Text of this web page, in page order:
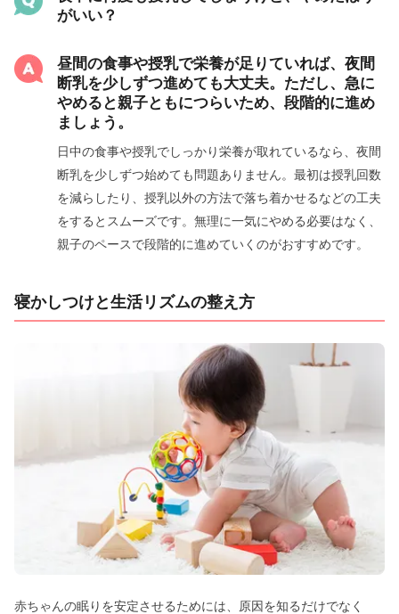
がいい？
昼間の食事や授乳で栄養が足りていれば、夜間
断乳を少しずつ進めても大丈夫。ただし、急に
やめると親子ともにつらいため、段階的に進め
ましょう。
日中の食事や授乳でしっかり栄養が取れているなら、夜間
断乳を少しずつ始めても問題ありません。最初は授乳回数
を減らしたり、授乳以外の方法で落ち着かせるなどの工夫
をするとスムーズです。無理に一気にやめる必要はなく、
親子のペースで段階的に進めていくのがおすすめです。
寝かしつけと生活リズムの整え方
赤ちゃんの眠りを安定させるためには、原因を知るだけでなく